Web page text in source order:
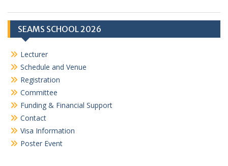
SEAMS SCHOOL 2026
Lecturer
Schedule and Venue
Registration
Committee
Funding & Financial Support
Contact
Visa Information
Poster Event